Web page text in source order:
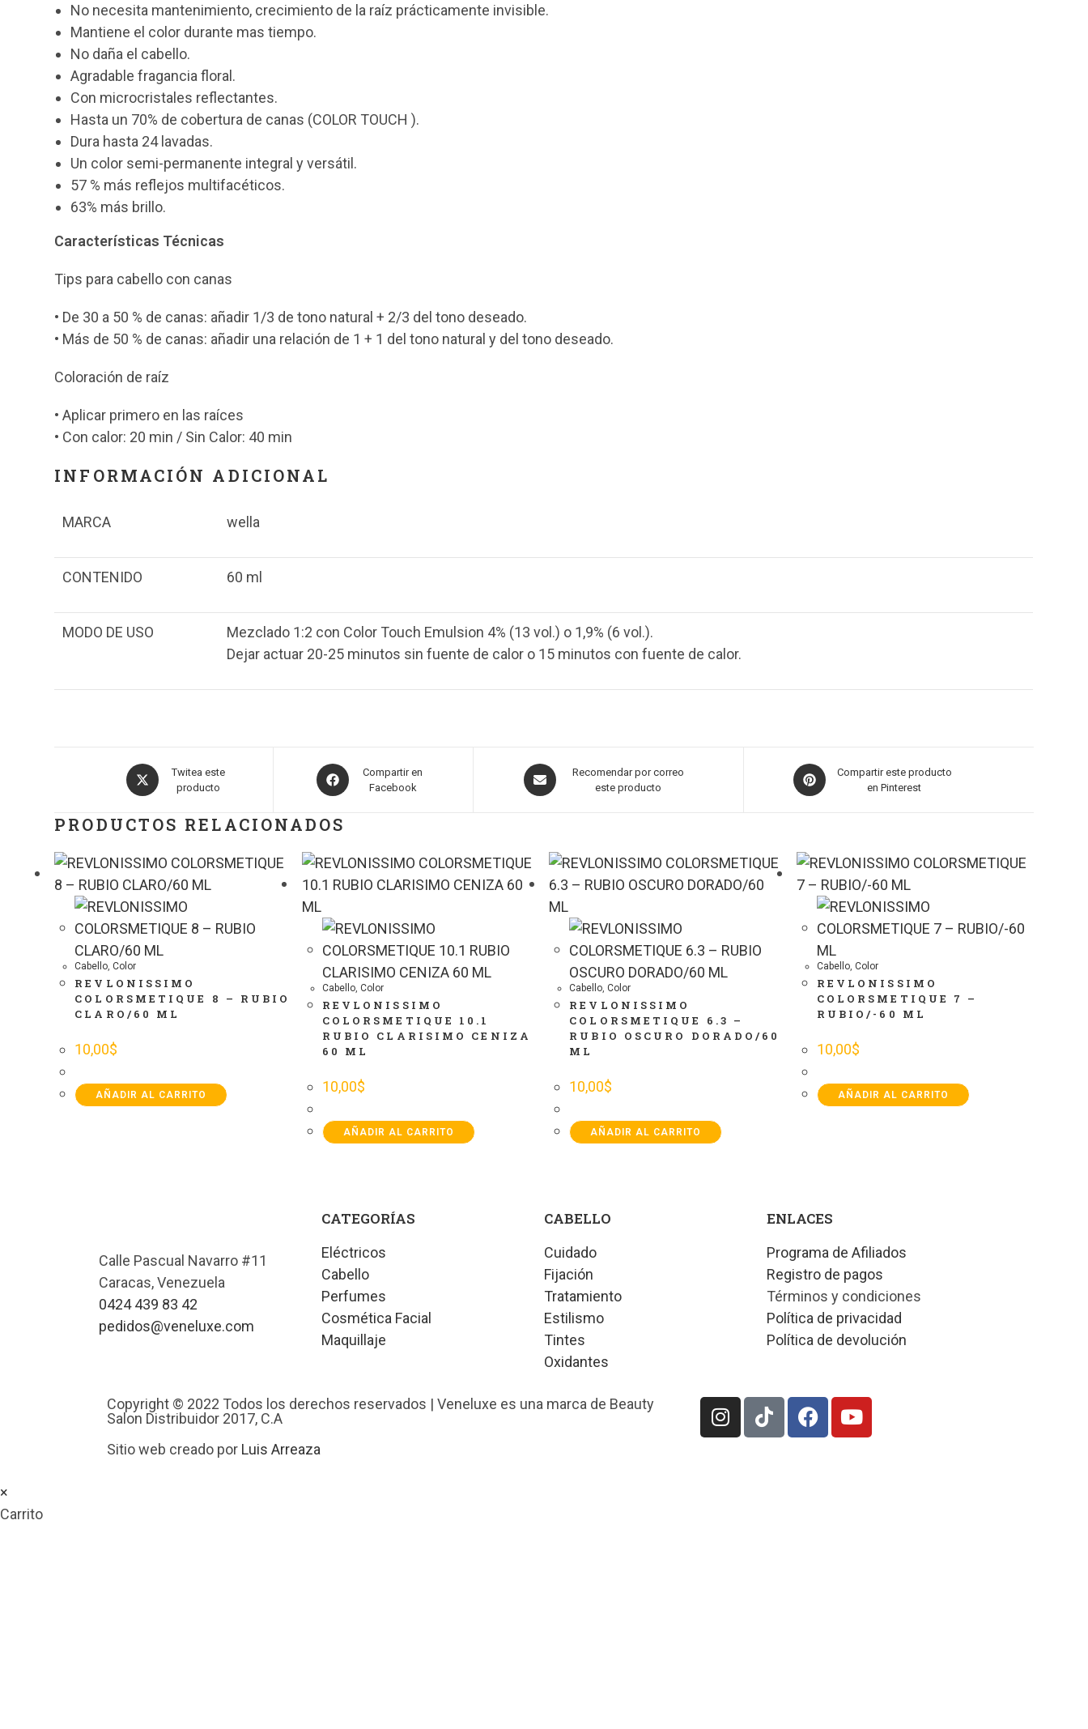
No necesita mantenimiento, crecimiento de la raíz prácticamente invisible.
Mantiene el color durante mas tiempo.
No daña el cabello.
Agradable fragancia floral.
Con microcristales reflectantes.
Hasta un 70% de cobertura de canas (COLOR TOUCH ).
Dura hasta 24 lavadas.
Un color semi-permanente integral y versátil.
57 % más reflejos multifacéticos.
63% más brillo.
Características Técnicas
Tips para cabello con canas
• De 30 a 50 % de canas: añadir 1/3 de tono natural + 2/3 del tono deseado.
• Más de 50 % de canas: añadir una relación de 1 + 1 del tono natural y del tono deseado.
Coloración de raíz
• Aplicar primero en las raíces
• Con calor: 20 min / Sin Calor: 40 min
INFORMACIÓN ADICIONAL
MARCA wella
CONTENIDO 60 ml
MODO DE USO
Mezclado 1:2 con Color Touch Emulsion 4% (13 vol.) o 1,9% (6 vol.).
Dejar actuar 20-25 minutos sin fuente de calor o 15 minutos con fuente de calor.
Twitea este
producto
Compartir en
Facebook
Recomendar por correo
este producto
Compartir este producto
en Pinterest
PRODUCTOS RELACIONADOS
Cabello,Color
REVLONISSIMO
COLORSMETIQUE 8 – RUBIO
CLARO/60 ML
10,00$
AÑADIR AL CARRITO
Cabello, Color
REVLONISSIMO
COLORSMETIQUE 10.1
RUBIO CLARISIMO CENIZA
60 ML
10,00$
AÑADIR AL CARRITO
Cabello,Color
REVLONISSIMO
COLORSMETIQUE 6.3 –
RUBIO OSCURO DORADO/60
ML
10,00$
AÑADIR AL CARRITO
Cabello, Color
REVLONISSIMO
COLORSMETIQUE 7 –
RUBIO/-60 ML
10,00$
AÑADIR AL CARRITO
Calle Pascual Navarro #11
Caracas, Venezuela
0424 439 83 42
pedidos@veneluxe.com
CATEGORÍAS
Eléctricos
Cabello
Perfumes
Cosmética Facial
Maquillaje
CABELLO
Cuidado
Fijación
Tratamiento
Estilismo
Tintes
Oxidantes
ENLACES
Programa de Afiliados
Registro de pagos
Términos y condiciones
Política de privacidad
Política de devolución
Copyright © 2022 Todos los derechos reservados | Veneluxe es una marca de Beauty
Salon Distribuidor 2017, C.A
Sitio web creado por Luis Arreaza
×
Carrito